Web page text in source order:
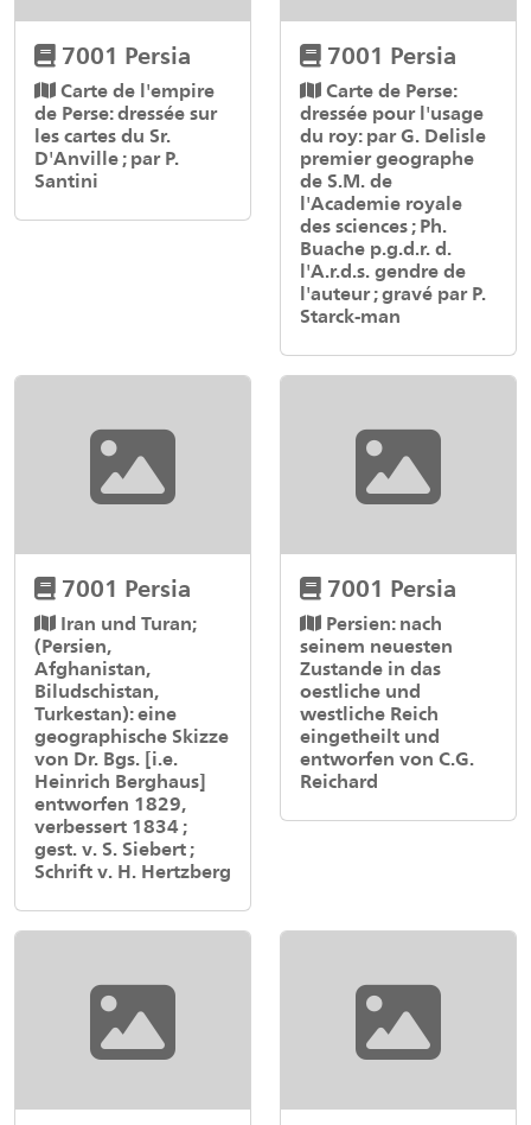
7001 Persia
Carte de l'empire
de Perse: dressée sur
les cartes du Sr.
D'Anville ; par P.
Santini
7001 Persia
Carte de Perse:
dressée pour l'usage
du roy: par G. Delisle
premier geographe
de S.M. de
l'Academie royale
des sciences ; Ph.
Buache p.g.d.r. d.
l'A.r.d.s. gendre de
l'auteur ; gravé par P.
Starck-man
7001 Persia
Iran und Turan;
(Persien,
Afghanistan,
Biludschistan,
Turkestan): eine
geographische Skizze
von Dr. Bgs. [i.e.
Heinrich Berghaus]
entworfen 1829,
verbessert 1834 ;
gest. v. S. Siebert ;
Schrift v. H. Hertzberg
7001 Persia
Persien: nach
seinem neuesten
Zustande in das
oestliche und
westliche Reich
eingetheilt und
entworfen von C.G.
Reichard